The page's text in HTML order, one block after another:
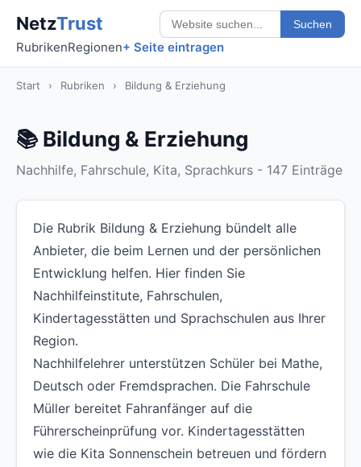
NetzTrust Suchen
RubrikenRegionen+ Seite eintragen
Start › Rubriken › Bildung & Erziehung
📚 Bildung & Erziehung
Nachhilfe, Fahrschule, Kita, Sprachkurs - 147 Einträge
Die Rubrik Bildung & Erziehung bündelt alle
Anbieter, die beim Lernen und der persönlichen
Entwicklung helfen. Hier finden Sie
Nachhilfeinstitute, Fahrschulen,
Kindertagesstätten und Sprachschulen aus Ihrer
Region.
Nachhilfelehrer unterstützen Schüler bei Mathe,
Deutsch oder Fremdsprachen. Die Fahrschule
Müller bereitet Fahranfänger auf die
Führerscheinprüfung vor. Kindertagesstätten
wie die Kita Sonnenschein betreuen und fördern